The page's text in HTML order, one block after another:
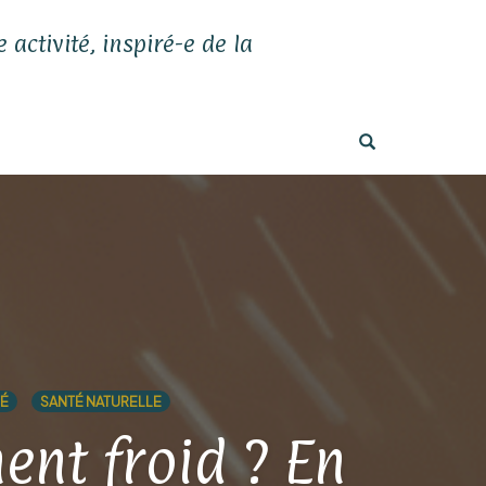
activité, inspiré-e de la
SANTÉ NATURELLE
froid ? En